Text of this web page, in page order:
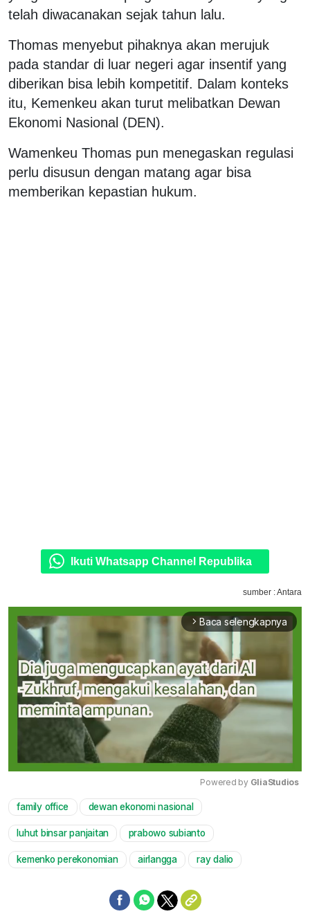
telah diwacanakan sejak tahun lalu.
Thomas menyebut pihaknya akan merujuk
pada standar di luar negeri agar insentif yang
diberikan bisa lebih kompetitif. Dalam konteks
itu, Kemenkeu akan turut melibatkan Dewan
Ekonomi Nasional (DEN).
Wamenkeu Thomas pun menegaskan regulasi
perlu disusun dengan matang agar bisa
memberikan kepastian hukum.
Ikuti Whatsapp Channel Republika
sumber : Antara
arrow_forward_ios Baca selengkapnya
Powered by GliaStudios
family office dewan ekonomi nasional
luhut binsar panjaitan prabowo subianto
kemenko perekonomian airlangga ray dalio